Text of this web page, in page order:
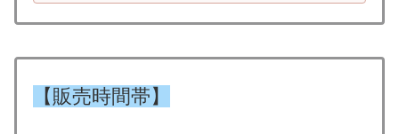
【販売時間帯】